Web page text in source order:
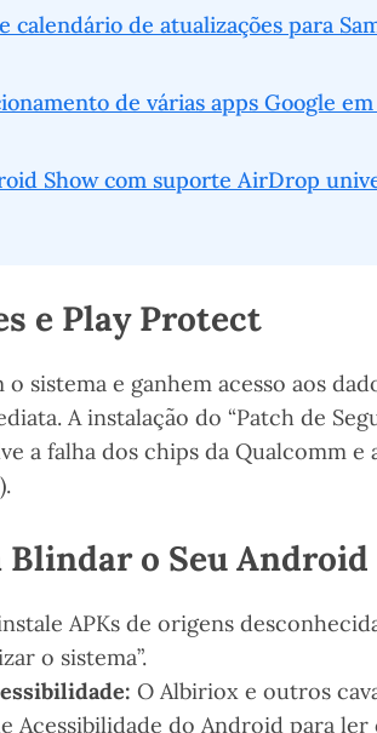
calendário de atualizações para
de várias apps Google
Show com suporte AirDrop
e Play Protect
sistema e ganhem acesso aos
A instalação do “Patch de
a falha dos chips da Qualcomm e
o Seu Android
APKs de origens
o sistema”.
O Albiriox e outros
Acessibilidade do Android para